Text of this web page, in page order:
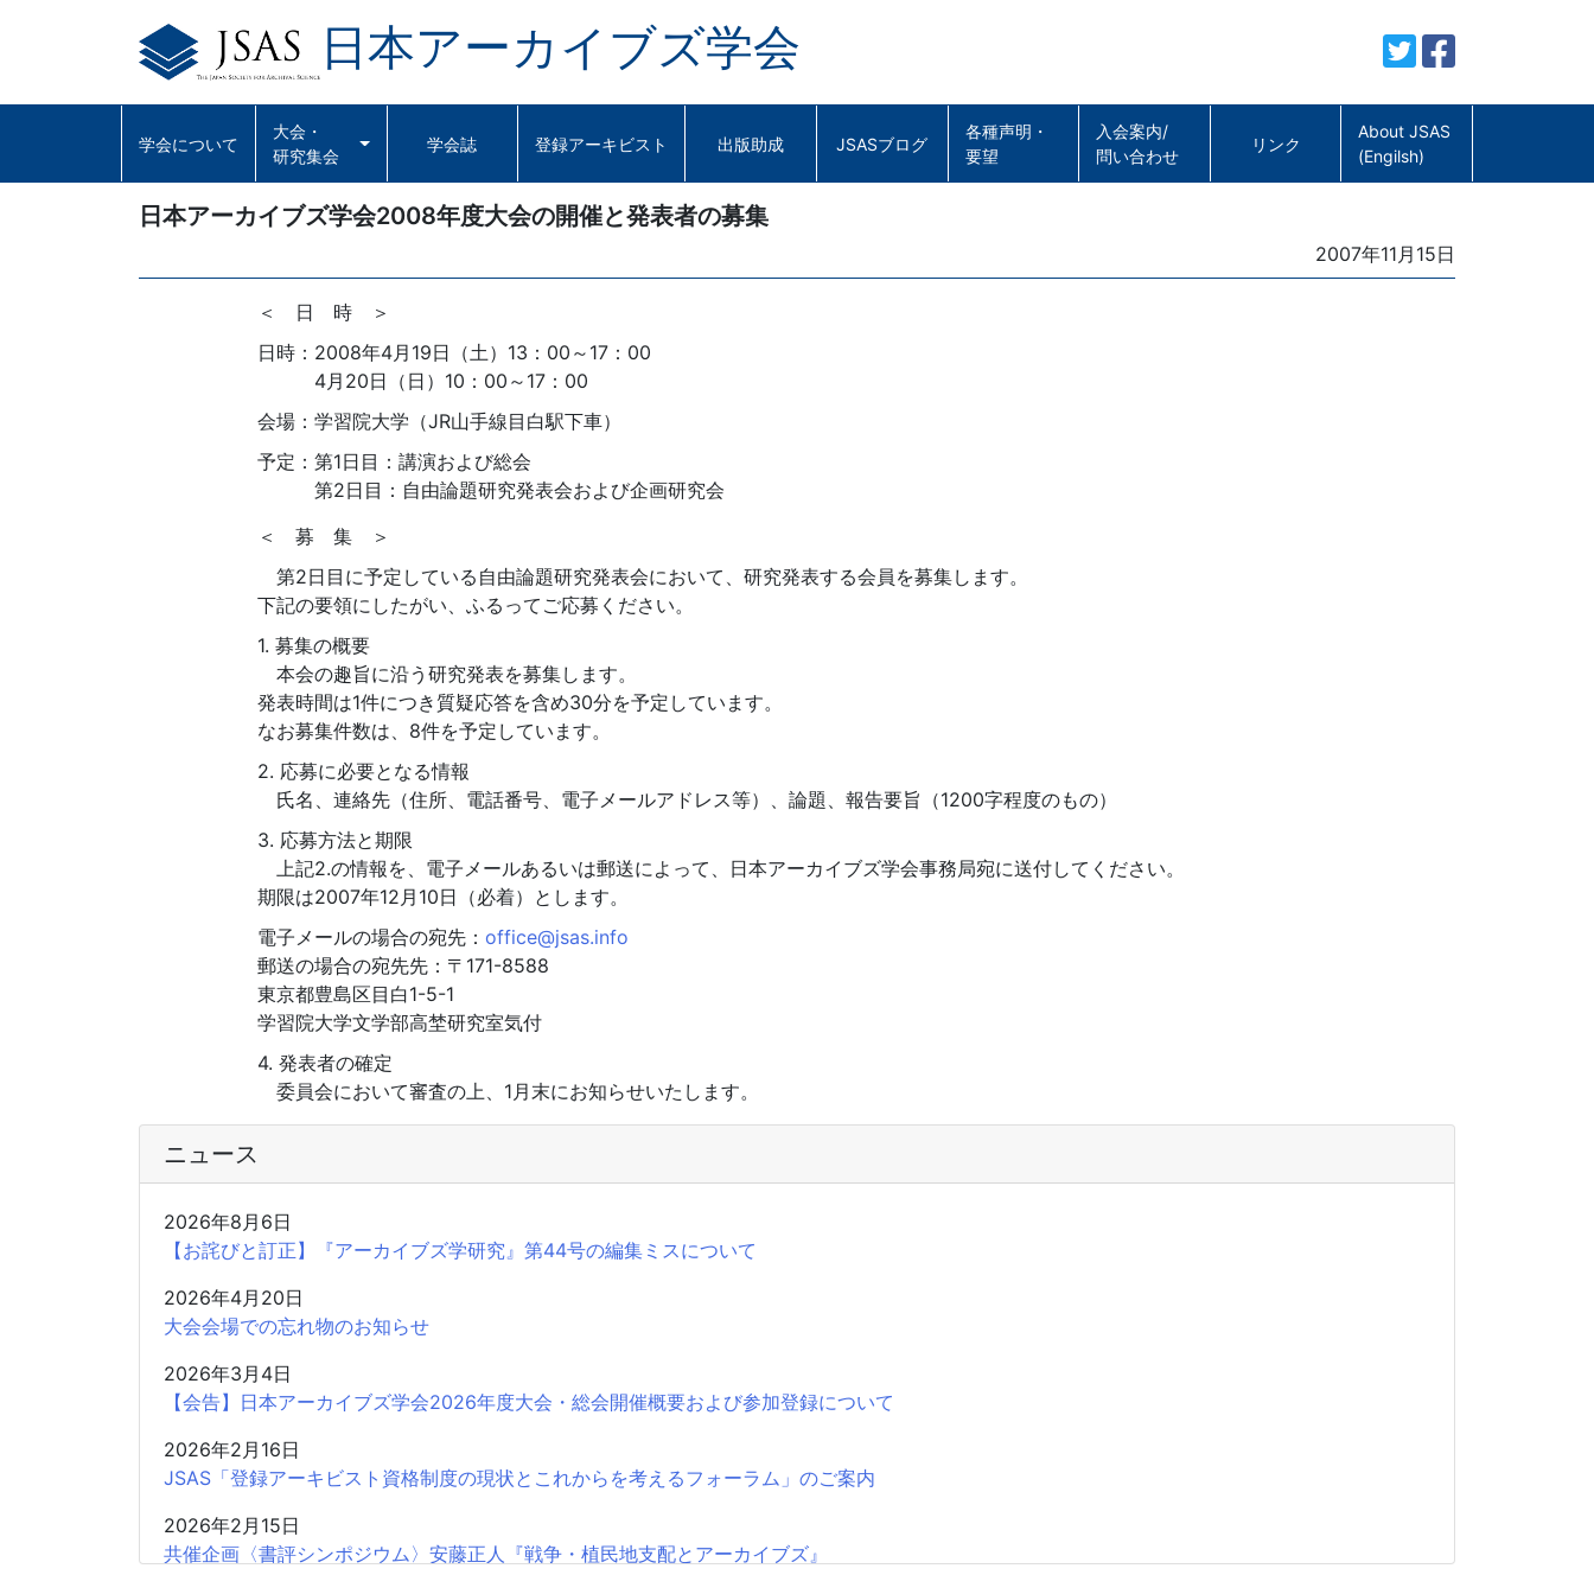
日本アーカイブズ学会
学会について
大会・
研究集会
学会誌 登録アーキビスト 出版助成 JSASブログ
各種声明・
要望
入会案内/
問い合わせ
リンク
About JSAS
(Engilsh)
日本アーカイブズ学会2008年度大会の開催と発表者の募集
Posted
on
2007年11月15日
＜ 日 時 ＞
日時 ： 2008年4月19日（土）13：00～17：00
4月20日（日）10：00～17：00
会場 ： 学習院大学（JR山手線目白駅下車）
予定 ： 第1日目：講演および総会
第2日目：自由論題研究発表会および企画研究会
＜ 募 集 ＞
第2日目に予定している自由論題研究発表会において、研究発表する会員を募集します。
下記の要領にしたがい、ふるってご応募ください。
1. 募集の概要
本会の趣旨に沿う研究発表を募集します。
発表時間は1件につき質疑応答を含め30分を予定しています。
なお募集件数は、8件を予定しています。
2. 応募に必要となる情報
氏名、連絡先（住所、電話番号、電子メールアドレス等）、論題、報告要旨（1200字程度のもの）
3. 応募方法と期限
上記2.の情報を、電子メールあるいは郵送によって、日本アーカイブズ学会事務局宛に送付してください。
期限は2007年12月10日（必着）とします。
電子メールの場合の宛先： office@jsas.info
郵送の場合の宛先先：〒171-8588
東京都豊島区目白1-5-1
学習院大学文学部高埜研究室気付
4. 発表者の確定
委員会において審査の上、1月末にお知らせいたします。
ニュース
2026年8月6日
【お詫びと訂正】『アーカイブズ学研究』第44号の編集ミスについて
2026年4月20日
大会会場での忘れ物のお知らせ
2026年3月4日
【会告】日本アーカイブズ学会2026年度大会・総会開催概要および参加登録について
2026年2月16日
JSAS「登録アーキビスト資格制度の現状とこれからを考えるフォーラム」のご案内
2026年2月15日
共催企画〈書評シンポジウム〉安藤正人『戦争・植民地支配とアーカイブズ』